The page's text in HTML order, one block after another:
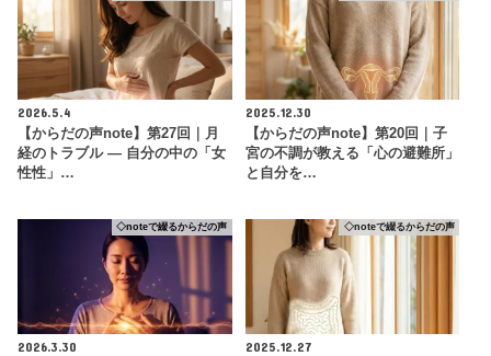
2026.5.4
【からだの声note】第27回｜月
経のトラブル ― 自分の中の「女
性性」…
2025.12.30
【からだの声note】第20回｜子
宮の不調が教える「心の避難所」
と自分を…
◇noteで綴るからだの声
2026.3.30
◇noteで綴るからだの声
2025.12.27